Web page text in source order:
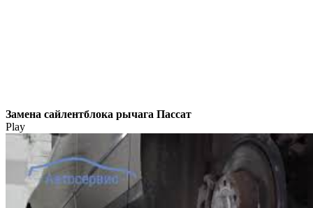
Замена сайлентблока рычага Пассат
Play